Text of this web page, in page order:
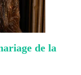
de la